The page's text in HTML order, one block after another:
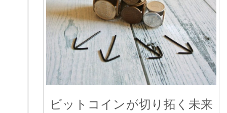
ビットコインが切り拓く未来